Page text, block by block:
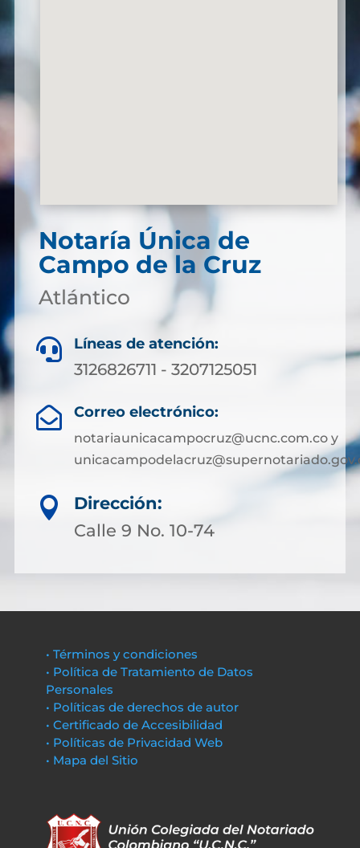
Notaría Única de
Campo de la Cruz
Atlántico
 Líneas de atención:
3126826711 - 3207125051
 Correo electrónico:
notariaunicacampocruz@ucnc.com.co y

Dirección:
Calle 9 No. 10-74
• Términos y condiciones
• Política de Tratamiento de Datos
Personales
• Políticas de derechos de autor
• Certificado de Accesibilidad
• Políticas de Privacidad Web
• Mapa del Sitio